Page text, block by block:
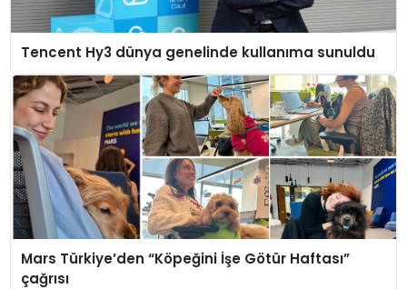
Tencent Hy3 dünya genelinde kullanıma sunuldu
Mars Türkiye’den “Köpeğini İşe Götür Haftası”
çağrısı